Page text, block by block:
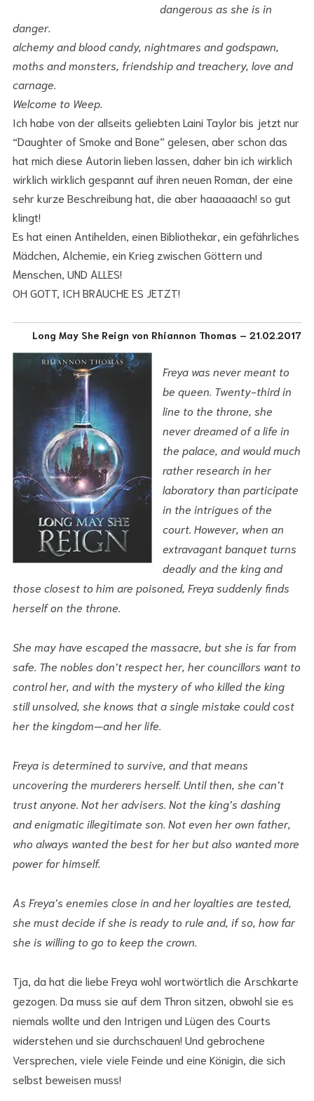
dangerous as she is in
danger.
alchemy and blood candy, nightmares and godspawn,
moths and monsters, friendship and treachery, love and
carnage.
Welcome to Weep.
Ich habe von der allseits geliebten Laini Taylor bis jetzt nur
“Daughter of Smoke and Bone” gelesen, aber schon das
hat mich diese Autorin lieben lassen, daher bin ich wirklich
wirklich wirklich gespannt auf ihren neuen Roman, der eine
sehr kurze Beschreibung hat, die aber haaaaaach! so gut
klingt!
Es hat einen Antihelden, einen Bibliothekar, ein gefährliches
Mädchen, Alchemie, ein Krieg zwischen Göttern und
Menschen, UND ALLES!
OH GOTT, ICH BRAUCHE ES JETZT!
Long May She Reign von Rhiannon Thomas – 21.02.2017
Freya was never meant to
be queen. Twenty-third in
line to the throne, she
never dreamed of a life in
the palace, and would much
rather research in her
laboratory than participate
in the intrigues of the
court. However, when an
extravagant banquet turns
deadly and the king and
those closest to him are poisoned, Freya suddenly finds
herself on the throne.
She may have escaped the massacre, but she is far from
safe. The nobles don’t respect her, her councillors want to
control her, and with the mystery of who killed the king
still unsolved, she knows that a single mistake could cost
her the kingdom—and her life.
Freya is determined to survive, and that means
uncovering the murderers herself. Until then, she can’t
trust anyone. Not her advisers. Not the king’s dashing
and enigmatic illegitimate son. Not even her own father,
who always wanted the best for her but also wanted more
power for himself.
As Freya’s enemies close in and her loyalties are tested,
she must decide if she is ready to rule and, if so, how far
she is willing to go to keep the crown.
Tja, da hat die liebe Freya wohl wortwörtlich die Arschkarte
gezogen. Da muss sie auf dem Thron sitzen, obwohl sie es
niemals wollte und den Intrigen und Lügen des Courts
widerstehen und sie durchschauen! Und gebrochene
Versprechen, viele viele Feinde und eine Königin, die sich
selbst beweisen muss!